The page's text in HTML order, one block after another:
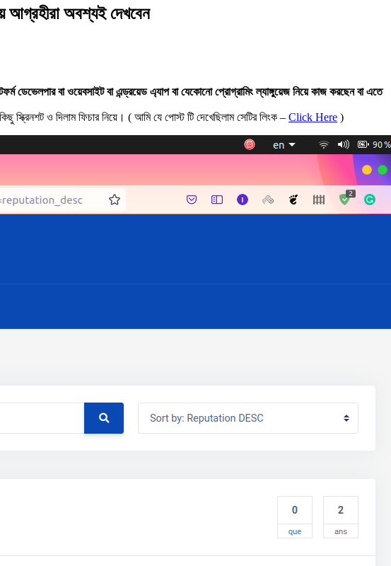
আগ্রহীরা অবশ্যই দেখবেন
ডেভেলপার বা ওয়েবসাইট বা এন্ড্রয়েড এ্যাপ বা যেকোনো প্রোগ্রামিং ল্যাঙ্গুয়েজ নিয়ে কাজ করছেন বা এতে
স্ক্রিনশট ও দিলাম ফিচার নিয়ে। ( আমি যে পোস্ট টি দেখেছিলাম সেটির লিংক – Click Here )